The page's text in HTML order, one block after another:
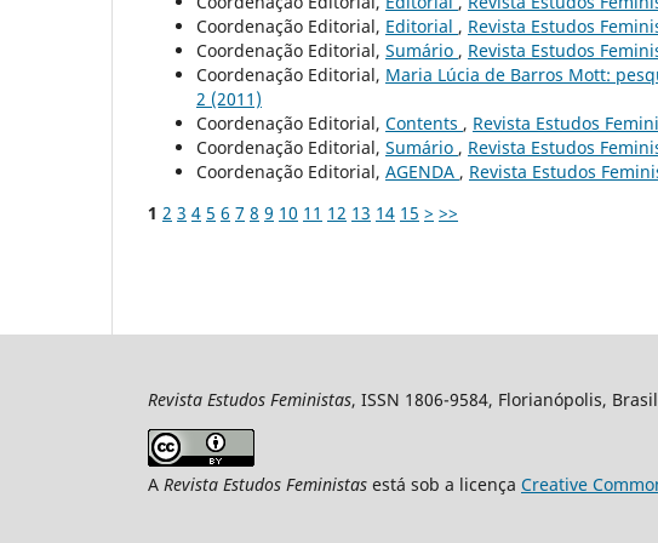
Coordenação Editorial, Editorial , Revista Estudos
Coordenação Editorial, Sumário , Revista Estudos
Coordenação Editorial, Maria Lúcia de Barros Mott:
2 (2011)
Coordenação Editorial, Contents , Revista Estudos
Coordenação Editorial, Sumário , Revista Estudos
Coordenação Editorial, AGENDA , Revista Estudos
1 2 3 4 5 6 7 8 9 10 11 12 13 14 15 > >>
Revista Estudos Feministas, ISSN 1806-9584, Florianópolis,
A Revista Estudos Feministas está sob a licença Creative